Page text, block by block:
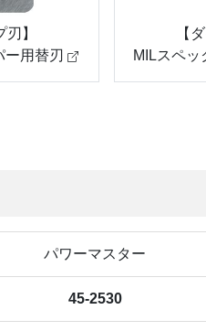
刃】
ー用替刃
【
MILスペッ
パワーマスター
45-2530